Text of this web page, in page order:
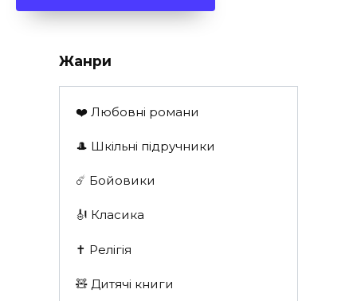
Жанри
❤️ Любовні романи
🎩 Шкільні підручники
☄️ Бойовики
🎻 Класика
✝️ Релігія
🧸 Дитячі книги